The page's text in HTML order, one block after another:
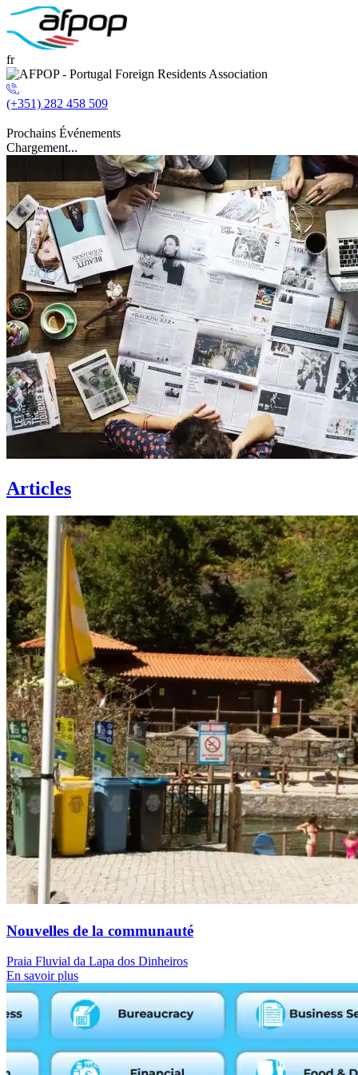
fr
(+351) 282 458 509
Prochains Événements
Chargement...
Articles
Nouvelles de la communauté
Praia Fluvial da Lapa dos Dinheiros
En savoir plus